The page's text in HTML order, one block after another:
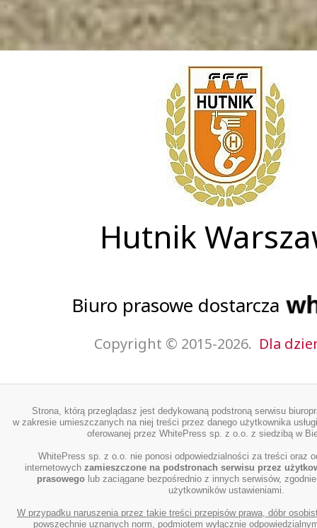
Hutnik
Biuro prasowe dostarcza
Copyright © 2015-2026. Dla
Strona, którą przeglądasz jest dedykowaną podstroną serwisu
w zakresie umieszczanych na niej treści przez danego użytkownika
oferowanej przez WhitePress sp. z o.o. z siedzibą w
WhitePress sp. z o.o. nie ponosi odpowiedzialności za treści oraz
internetowych zamieszczone na podstronach serwisu przez
prasowegolub zaciągane bezpośrednio z innych serwisów,
użytkowników ustawieniami.
W przypadku naruszenia przez takie treści przepisów prawa, dóbr
powszechnie uznanych norm, podmiotem wyłącznie